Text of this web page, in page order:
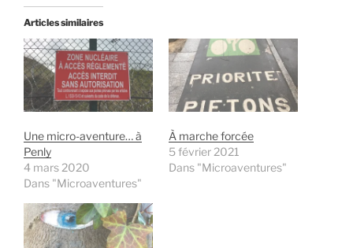
Articles similaires
Une micro-aventure… à
Penly
4 mars 2020
Dans "Microaventures"
À marche forcée
5 février 2021
Dans "Microaventures"